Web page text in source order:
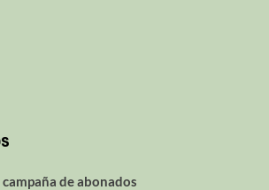
de abonados